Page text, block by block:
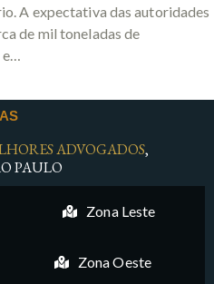
A expectativa das autoridades
de mil toneladas de
e…
ADVOGADOS,
PAULO
Zona Leste
Zona Oeste